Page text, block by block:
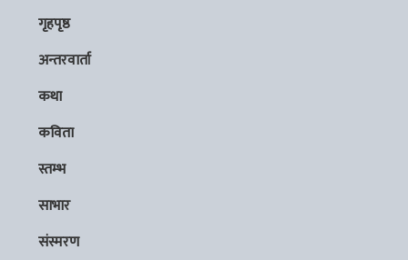
गृहपृष्ठ
अन्तरवार्ता
कथा
कविता
स्तम्भ
साभार
संस्मरण